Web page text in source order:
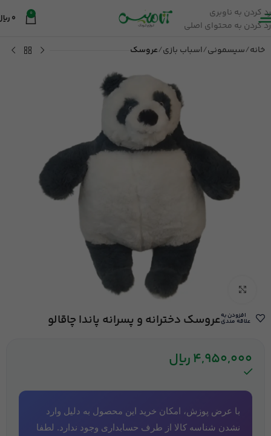
رد کردن به ناوبری
رد کردن به محتوای اصلی
0
0
خانه سیسمونی اسباب بازی عروسک
بزرگنمایی تصویر
افزودن به
علاقه مندیعروسک دخترانه و پسرانه پاندا چاقالو
4,950,000ریال
با عرض پوزش، امکان خرید این محصول به دلیل وارد
نشدن شناسه کالا از طرف حسابداری وجود ندارد. لطفا